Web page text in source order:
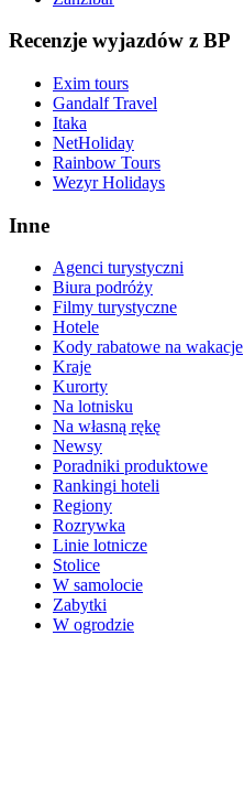
Recenzje wyjazdów z BP
Exim tours
Gandalf Travel
Itaka
NetHoliday
Rainbow Tours
Wezyr Holidays
Inne
Agenci turystyczni
Biura podróży
Filmy turystyczne
Hotele
Kody rabatowe na wakacje
Kraje
Kurorty
Na lotnisku
Na własną rękę
Newsy
Poradniki produktowe
Rankingi hoteli
Regiony
Rozrywka
Linie lotnicze
Stolice
W samolocie
Zabytki
W ogrodzie